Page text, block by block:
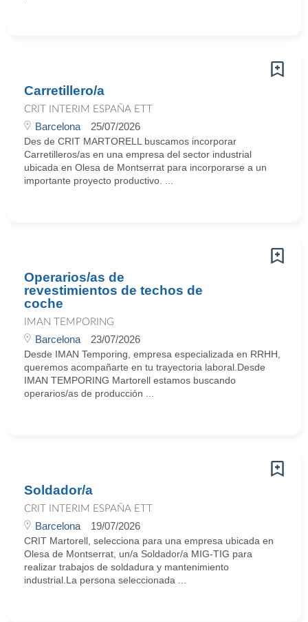
Carretillero/a
CRIT INTERIM ESPAÑA ETT
Barcelona 25/07/2026
Des de CRIT MARTORELL buscamos incorporar
Carretilleros/as en una empresa del sector industrial
ubicada en Olesa de Montserrat para incorporarse a un
importante proyecto productivo. ...
Operarios/as de
revestimientos de techos de
coche
IMAN TEMPORING
Barcelona 23/07/2026
Desde IMAN Temporing, empresa especializada en RRHH,
queremos acompañarte en tu trayectoria laboral.Desde
IMAN TEMPORING Martorell estamos buscando
operarios/as de producción ...
Soldador/a
CRIT INTERIM ESPAÑA ETT
Barcelona 19/07/2026
CRIT Martorell, selecciona para una empresa ubicada en
Olesa de Montserrat, un/a Soldador/a MIG-TIG para
realizar trabajos de soldadura y mantenimiento
industrial.La persona seleccionada ...